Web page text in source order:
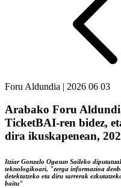
Foru Aldundia | 2026 06 03
Arabako Foru
TicketBAI-ren bidez,
dira ikuskapenean,
Itziar Gonzalo Ogasun Saileko
teknologikoari, "zerga informazioa
detektatzeko eta diru sarrerak
baitu"